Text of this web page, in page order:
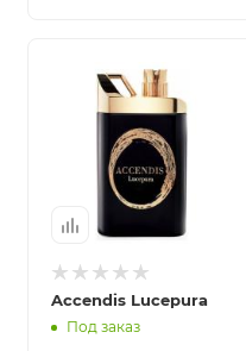
Accendis Lucepura
Под заказ